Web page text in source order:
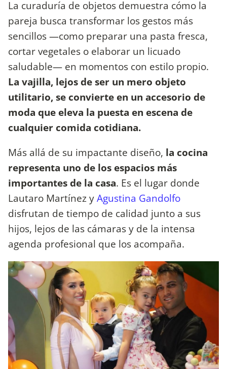
La curaduría de objetos demuestra cómo la
pareja busca transformar los gestos más
sencillos —como preparar una pasta fresca,
cortar vegetales o elaborar un licuado
saludable— en momentos con estilo propio.
La vajilla, lejos de ser un mero objeto
utilitario, se convierte en un accesorio de
moda que eleva la puesta en escena de
cualquier comida cotidiana.
Más allá de su impactante diseño, la cocina
representa uno de los espacios más
importantes de la casa. Es el lugar donde
Lautaro Martínez yAgustina Gandolfo
disfrutan de tiempo de calidad junto a sus
hijos, lejos de las cámaras y de la intensa
agenda profesional que los acompaña.